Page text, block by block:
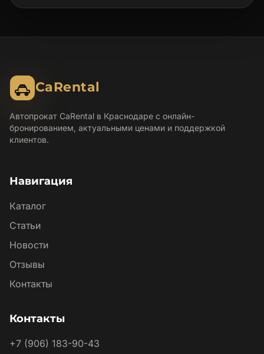
CaRental
Автопрокат CaRental в Краснодаре с онлайн-
бронированием, актуальными ценами и поддержкой
клиентов.
Навигация
Каталог
Статьи
Новости
Отзывы
Контакты
Контакты
+7 (906) 183-90-43